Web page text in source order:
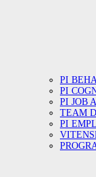
PI
PI
PI JOB
TEAM
PI